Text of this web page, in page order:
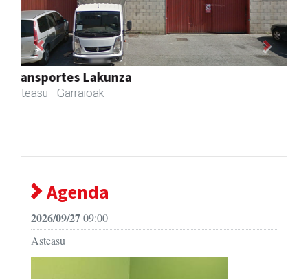
Izurtzu erretegia
Asteasu - Erretegia
Previous Next
Agenda
2026/09/2709:00
Asteasu